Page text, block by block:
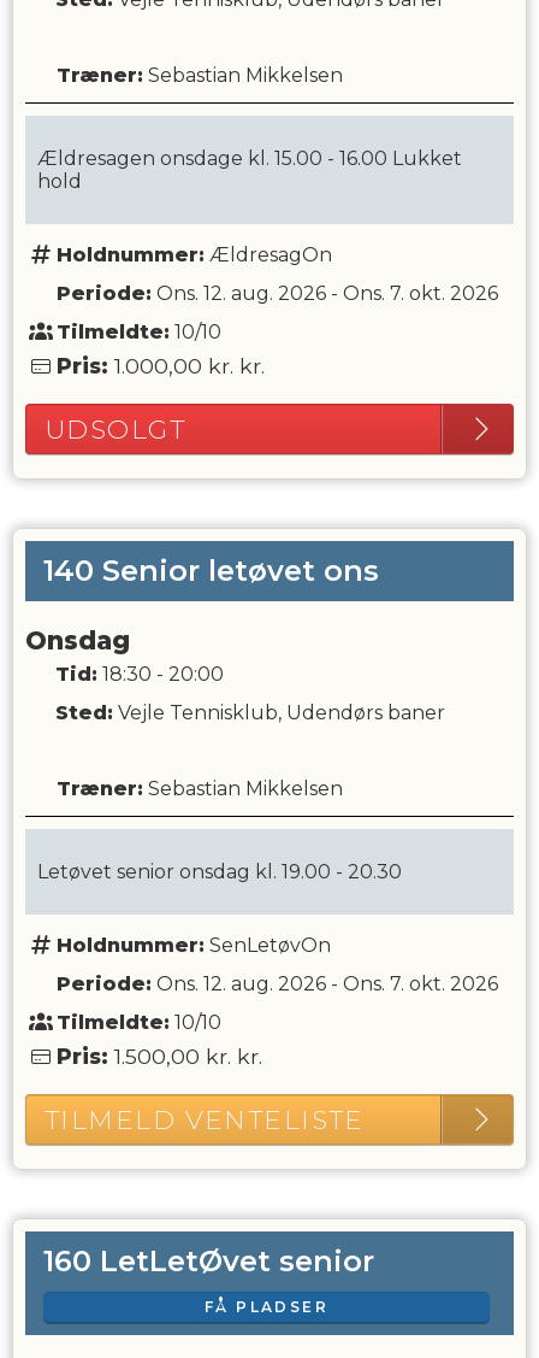
Træner: Sebastian Mikkelsen
Ældresagen onsdage kl. 15.00 - 16.00 Lukket
hold
Holdnummer: ÆldresagOn
Periode: Ons. 12. aug. 2026- Ons. 7. okt. 2026
Tilmeldte: 10/10
Pris: 1.000,00 kr. kr.
UDSOLGT
140 Senior letøvet ons
Onsdag
Tid: 18:30 - 20:00
Sted: Vejle Tennisklub, Udendørs baner
Træner: Sebastian Mikkelsen
Letøvet senior onsdag kl. 19.00 - 20.30
Holdnummer: SenLetøvOn
Periode: Ons. 12. aug. 2026- Ons. 7. okt. 2026
Tilmeldte: 10/10
Pris: 1.500,00 kr. kr.
TILMELD VENTELISTE
160 LetLetØvet senior
FÅ PLADSER